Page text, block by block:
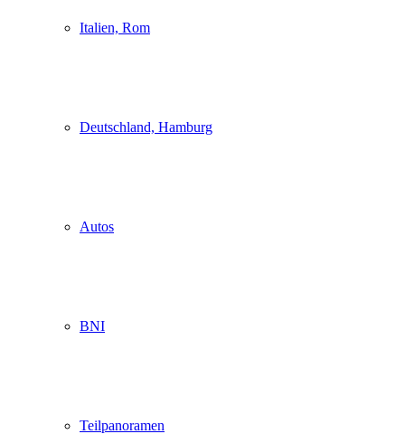
Italien, Rom
Deutschland, Hamburg
Autos
BNI
Teilpanoramen